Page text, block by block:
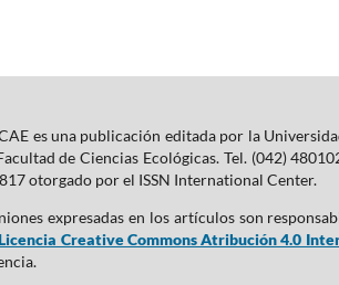
es una publicación editada por la
de Ciencias Ecológicas. Tel. (042)
otorgado por el ISSN International Center.
expresadas en los artículos son
Creative Commons Atribución 4.0